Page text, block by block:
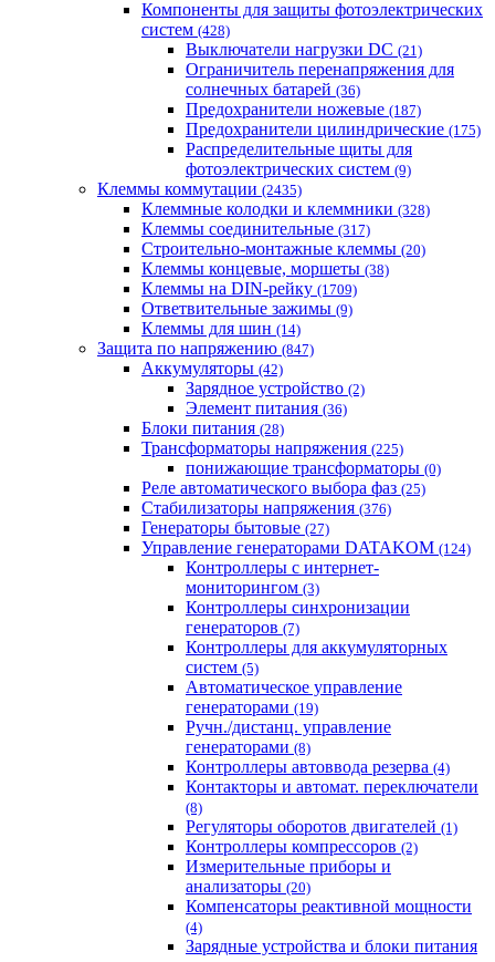
Компоненты для защиты фотоэлектрических
систем (428)
Выключатели нагрузки DC (21)
Ограничитель перенапряжения для
солнечных батарей (36)
Предохранители ножевые (187)
Предохранители цилиндрические (175)
Распределительные щиты для
фотоэлектрических систем (9)
Клеммы коммутации (2435)
Клеммные колодки и клеммники (328)
Клеммы соединительные (317)
Строительно-монтажные клеммы (20)
Клеммы концевые, моршеты (38)
Клеммы на DIN-рейку (1709)
Ответвительные зажимы (9)
Клеммы для шин (14)
Защита по напряжению (847)
Аккумуляторы (42)
Зарядное устройство (2)
Элемент питания (36)
Блоки питания (28)
Трансформаторы напряжения (225)
понижающие трансформаторы (0)
Реле автоматического выбора фаз (25)
Стабилизаторы напряжения (376)
Генераторы бытовые (27)
Управление генераторами DATAKOM (124)
Контроллеры с интернет-
мониторингом (3)
Контроллеры синхронизации
генераторов (7)
Контроллеры для аккумуляторных
систем (5)
Автоматическое управление
генераторами (19)
Ручн./дистанц. управление
генераторами (8)
Контроллеры автоввода резерва (4)
Контакторы и автомат. переключатели
(8)
Регуляторы оборотов двигателей (1)
Контроллеры компрессоров (2)
Измерительные приборы и
анализаторы (20)
Компенсаторы реактивной мощности
(4)
Зарядные устройства и блоки питания